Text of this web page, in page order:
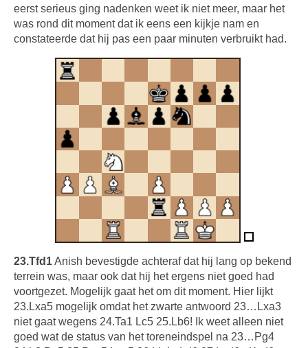
eerst serieus ging nadenken weet ik niet meer, maar het
was rond dit moment dat ik eens een kijkje nam en
constateerde dat hij pas een paar minuten verbruikt had.
23.Tfd1Anish bevestigde achteraf dat hij lang op bekend
terrein was, maar ook dat hij het ergens niet goed had
voortgezet. Mogelijk gaat het om dit moment. Hier lijkt
23.Lxa5 mogelijk omdat het zwarte antwoord 23…Lxa3
niet gaat wegens 24.Ta1 Lc5 25.Lb6! Ik weet alleen niet
goed wat de status van het toreneindspel na 23…Pg4